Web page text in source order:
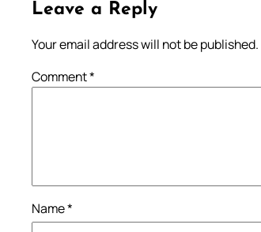
Leave a Reply
Your email address will not be published.
Comment*
Name*